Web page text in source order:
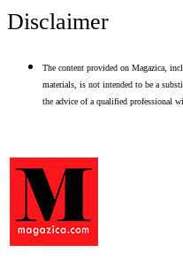
Disclaimer
The content provided on Magazica,
materials, is not intended to be a
the advice of a qualified professional